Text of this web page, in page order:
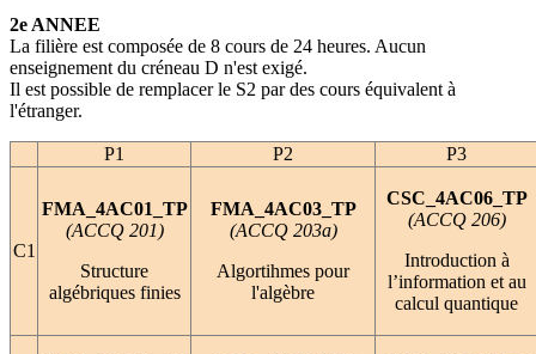
2e ANNEE
La filière est composée de 8 cours de 24 heures. Aucun
enseignement du créneau D n'est exigé.
Il est possible de remplacer le S2 par des cours équivalent à
l'étranger.
P1 P2 P3
C1
FMA_4AC01_TP
(ACCQ 201)
Structure
algébriques finies
FMA_4AC03_TP
(ACCQ 203a)
Algortihmes pour
l'algèbre
CSC_4AC06_TP
(ACCQ 206)
Introduction à
l’information et au
calcul quantique